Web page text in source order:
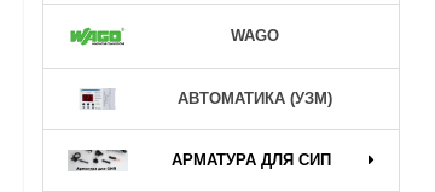
WAGO
АВТОМАТИКА (УЗМ)
АРМАТУРА ДЛЯ СИП